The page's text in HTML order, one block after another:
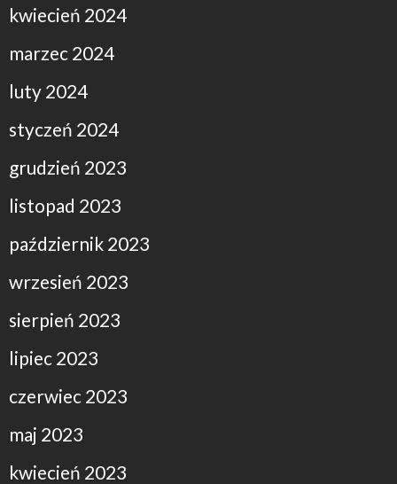
kwiecień 2024
marzec 2024
luty 2024
styczeń 2024
grudzień 2023
listopad 2023
październik 2023
wrzesień 2023
sierpień 2023
lipiec 2023
czerwiec 2023
maj 2023
kwiecień 2023